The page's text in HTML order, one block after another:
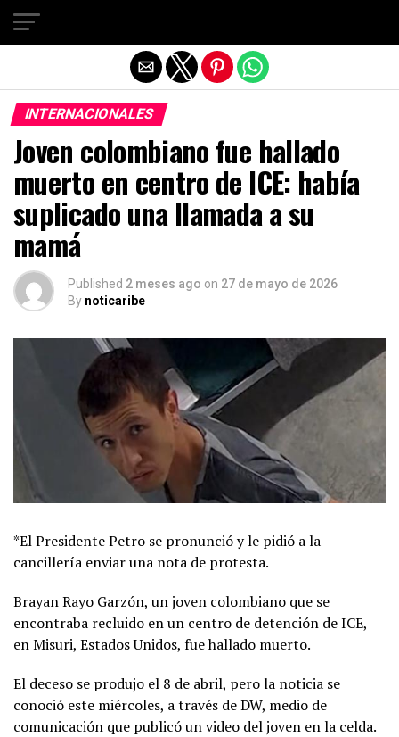
INTERNACIONALES
Joven colombiano fue hallado
muerto en centro de ICE: había
suplicado una llamada a su
mamá
Published 2 meses ago on 27 de mayo de 2026
By noticaribe
*El Presidente Petro se pronunció y le pidió a la
cancillería enviar una nota de protesta.
Brayan Rayo Garzón, un joven colombiano que se
encontraba recluido en un centro de detención de ICE,
en Misuri, Estados Unidos, fue hallado muerto.
El deceso se produjo el 8 de abril, pero la noticia se
conoció este miércoles, a través de DW, medio de
comunicación que publicó un video del joven en la celda.